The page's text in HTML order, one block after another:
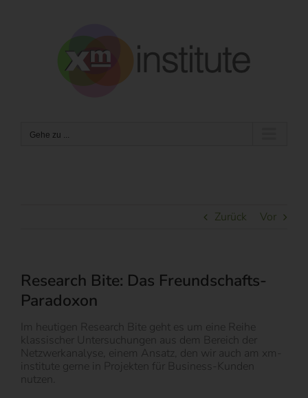
Gehe zu ...
Zurück Vor
Research Bite: Das Freundschafts-
Paradoxon
Im heutigen Research Bite geht es um eine Reihe
klassischer Untersuchungen aus dem Bereich der
Netzwerkanalyse, einem Ansatz, den wir auch am xm-
institute gerne in Projekten für Business-Kunden
nutzen.